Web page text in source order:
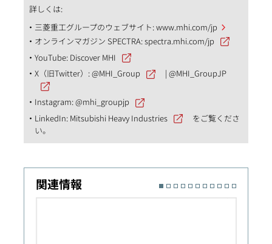
詳しくは:
三菱重工グループのウェブサイト:www.mhi.com/jp
オンラインマガジン SPECTRA:spectra.mhi.com/jp
YouTube: Discover MHI
X（旧Twitter）:@MHI_Group |@MHI_GroupJP
Instagram:@mhi_groupjp
LinkedIn: Mitsubishi Heavy Industries
をご覧くださ
い。
関連情報